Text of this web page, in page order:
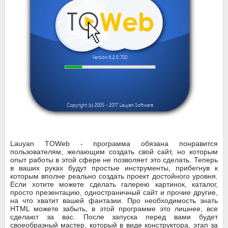
Lauyan TOWeb - программа обязана понравится
пользователям, желающим создать свой сайт, но которым
опыт работы в этой сфере не позволяет это сделать. Теперь
в ваших руках будут простые инструменты, прибегнув к
которым вполне реально создать проект достойного уровня.
Если хотите можете сделать галерею картинок, каталог,
просто презентацию, одностраничный сайт и прочие другие,
на что хватит вашей фантазии. Про необходимость знать
HTML можете забыть, в этой программе это лишнее, все
сделают за вас. После запуска перед вами будет
своеобразный мастер, который в виде конструктора, этап за